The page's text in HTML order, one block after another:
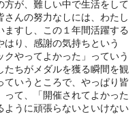
方が、難しい中で生活をして
さんの努力なしには、わたし
すし、この１年間活躍する
り、感謝の気持ちという
やってよかった」っていう
たちがメダルを獲る瞬間を観
ていうところで、やっぱり皆
って、「開催されてよかった
ように頑張らないといけない